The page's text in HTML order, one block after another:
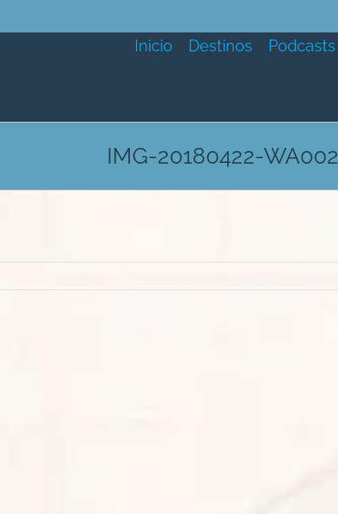
Inicio Destinos Podcasts
IMG-20180422-